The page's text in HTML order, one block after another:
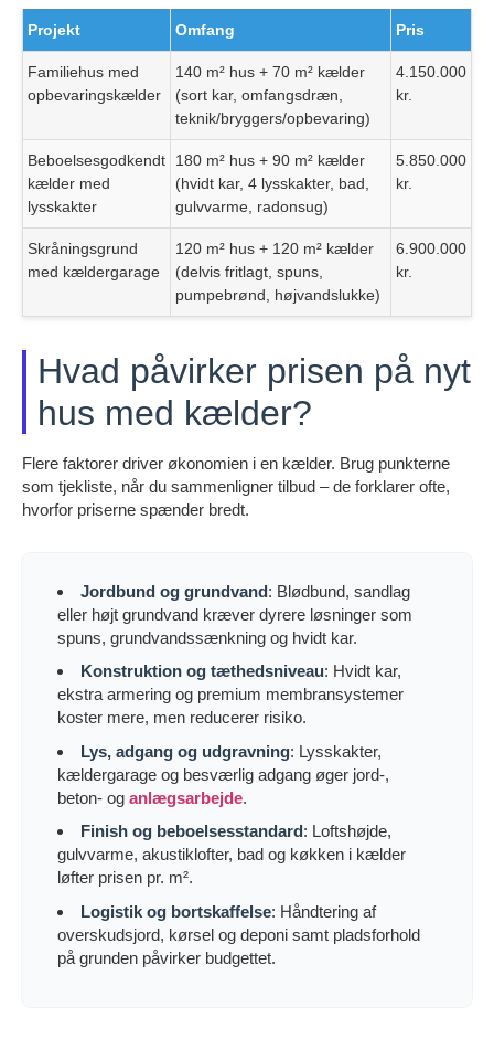
Projekt Omfang Pris
Familiehus med
opbevaringskælder
140 m² hus + 70 m² kælder
(sort kar, omfangsdræn,
teknik/bryggers/opbevaring)
4.150.000
kr.
Beboelsesgodkendt
kælder med
lysskakter
180 m² hus + 90 m² kælder
(hvidt kar, 4 lysskakter, bad,
gulvvarme, radonsug)
5.850.000
kr.
Skråningsgrund
med kældergarage
120 m² hus + 120 m² kælder
(delvis fritlagt, spuns,
pumpebrønd, højvandslukke)
6.900.000
kr.
Hvad påvirker prisen på nyt
hus med kælder?
Flere faktorer driver økonomien i en kælder. Brug punkterne
som tjekliste, når du sammenligner tilbud – de forklarer ofte,
hvorfor priserne spænder bredt.
Jordbund og grundvand: Blødbund, sandlag
eller højt grundvand kræver dyrere løsninger som
spuns, grundvandssænkning og hvidt kar.
Konstruktion og tæthedsniveau: Hvidt kar,
ekstra armering og premium membransystemer
koster mere, men reducerer risiko.
Lys, adgang og udgravning: Lysskakter,
kældergarage og besværlig adgang øger jord-,
beton- og anlægsarbejde.
Finish og beboelsesstandard: Loftshøjde,
gulvvarme, akustiklofter, bad og køkken i kælder
løfter prisen pr. m².
Logistik og bortskaffelse: Håndtering af
overskudsjord, kørsel og deponi samt pladsforhold
på grunden påvirker budgettet.